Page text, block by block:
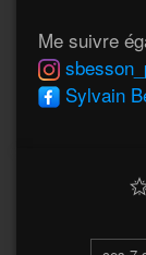
Me suivre
Sylvain